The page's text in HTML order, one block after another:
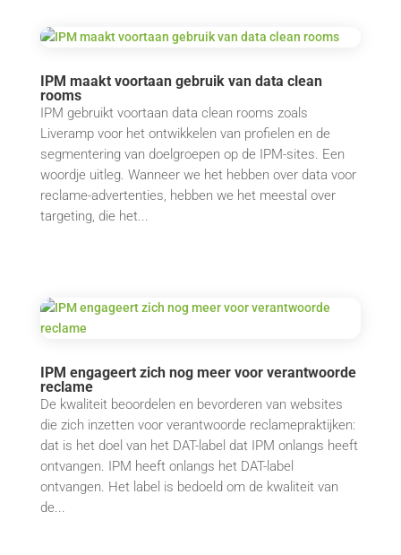
IPM maakt voortaan gebruik van data clean
rooms
IPM gebruikt voortaan data clean rooms zoals
Liveramp voor het ontwikkelen van profielen en de
segmentering van doelgroepen op de IPM-sites. Een
woordje uitleg. Wanneer we het hebben over data voor
reclame-advertenties, hebben we het meestal over
targeting, die het...
IPM engageert zich nog meer voor verantwoorde
reclame
De kwaliteit beoordelen en bevorderen van websites
die zich inzetten voor verantwoorde reclamepraktijken:
dat is het doel van het DAT-label dat IPM onlangs heeft
ontvangen. IPM heeft onlangs het DAT-label
ontvangen. Het label is bedoeld om de kwaliteit van
de...